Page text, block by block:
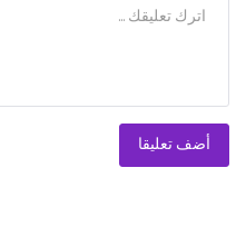
أضف تعليقا